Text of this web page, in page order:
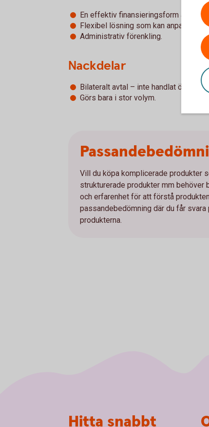
En effektiv finansieringsform av aktie
Flexibel lösning som kan anpassas
Administrativ förenkling.
Nackdelar
Bilateralt avtal – inte handlat över börs.
Görs bara i stor volym.
Vill du köpa komplicerade produkter
strukturerade produkter mm behöver
och erfarenhet för att förstå
passandebedömning där du får
produkterna.
Hitta snabbt